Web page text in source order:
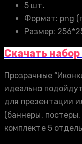
5 шт.
Формат: png
Размер:
Скачать
Прозрачные
идеально
для презентации
(баннеры,
комплекте 5